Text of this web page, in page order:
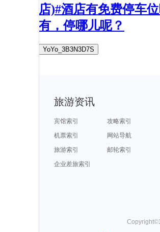
店)#酒店有免费停车
有，停哪儿呢？
YoYo_3B3N3D7S
旅游资讯
宾馆索引
攻略索引
机票索引
网站导航
旅游索引
邮轮索引
企业差旅索引
Copyright©